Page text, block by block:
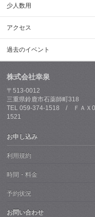
少人数用
アクセス
過去のイベント
株式会社幸泉
〒513-0012
三重県鈴鹿市石薬師町318
TEL 059-374-1518 / ＦＡＸ
1521
お申し込み
利用規約
時間・料金
予約状況
お問い合わせ